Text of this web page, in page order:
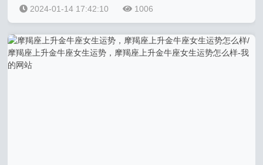
金牛座二的配对是什么-我的网站
2024-01-14 17:42:10 1006